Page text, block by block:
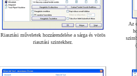
Riasztási műveletek hozzárendelése a sárga és vörös
riasztási szintekhez.
Az